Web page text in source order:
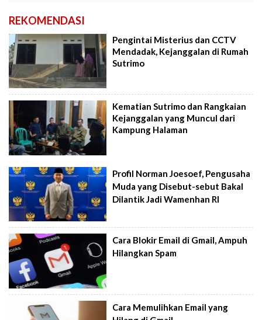
REKOMENDASI
Pengintai Misterius dan CCTV
Mendadak, Kejanggalan di Rumah
Sutrimo
Kematian Sutrimo dan Rangkaian
Kejanggalan yang Muncul dari
Kampung Halaman
Profil Norman Joesoef, Pengusaha
Muda yang Disebut-sebut Bakal
Dilantik Jadi Wamenhan RI
Cara Blokir Email di Gmail, Ampuh
Hilangkan Spam
Cara Memulihkan Email yang